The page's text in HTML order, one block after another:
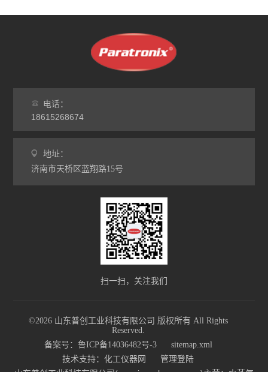
电话：
18615268674
地址：
济南市天桥区蓝翔路15号
扫一扫，关注我们
©2026 山东普创工业科技有限公司 版权所有 All Rights
Reserved.
备案号：鲁ICP备14036482号-3
sitemap.xml
技术支持： 化工仪器网 管理登陆